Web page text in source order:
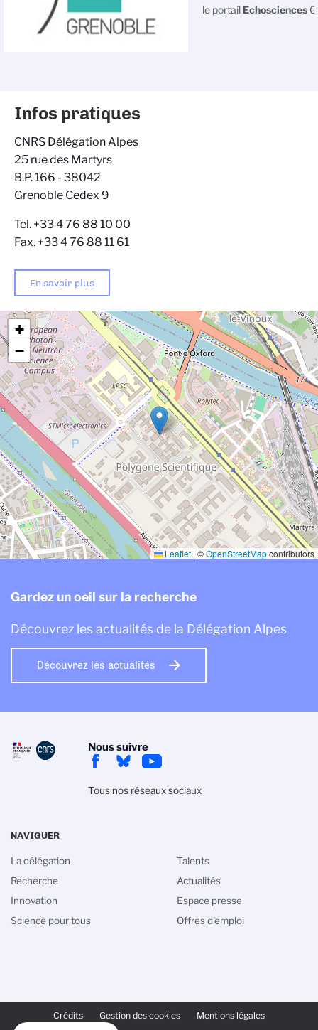
le portail Echosciences
+
−
Leaflet | ©OpenStreetMapcontributors
Infos pratiques
CNRS Délégation Alpes
25 rue des Martyrs
B.P. 166 - 38042
Grenoble Cedex 9
Tel. +33 4 76 88 10 00
Fax. +33 4 76 88 11 61
En savoir plus
Gardez un oeil sur la recherche
Découvrez les actualités de la Délégation Alpes
Découvrez les actualités
Nous suivre
Tous nos réseaux sociaux
PAGE
Crédits Gestion des cookies Mentions légales
NAVIGUER
La délégation
Recherche
Innovation
Science pour tous
Talents
Actualités
Espace presse
Offres d'emploi